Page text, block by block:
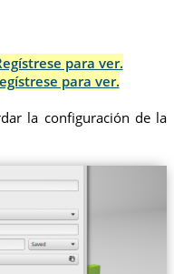
para ver.
para ver.
la configuración de la